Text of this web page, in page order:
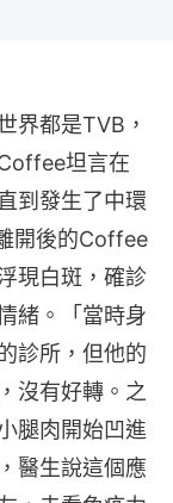
界都是TVB，
坦言在
到發生了中環
開後的Coffee
現白斑，確診
緒。「當時身
診所，但他的
沒有好轉。之
腿肉開始凹進
醫生說這個應